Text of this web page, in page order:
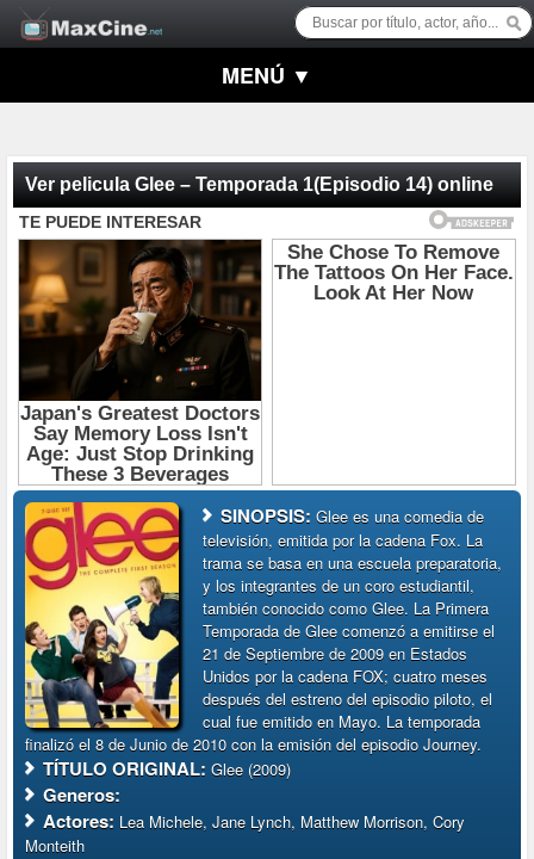
MENÚ ▼
Ver pelicula Glee – Temporada 1(Episodio 14) online
SINOPSIS:Glee es una comedia de
televisión, emitida por la cadena Fox. La
trama se basa en una escuela preparatoria,
y los integrantes de un coro estudiantil,
también conocido como Glee. La Primera
Temporada de Glee comenzó a emitirse el
21 de Septiembre de 2009 en Estados
Unidos por la cadena FOX; cuatro meses
después del estreno del episodio piloto, el
cual fue emitido en Mayo. La temporada
finalizó el 8 de Junio de 2010 con la emisión del episodio Journey.
TÍTULO ORIGINAL:Glee (2009)
Generos:
Actores: Lea Michele, Jane Lynch, Matthew Morrison, Cory
Monteith